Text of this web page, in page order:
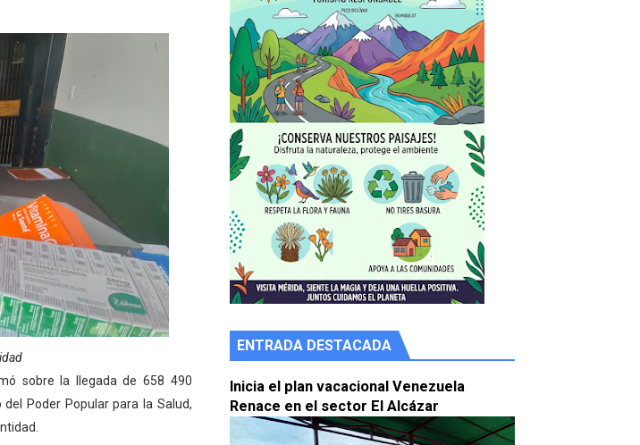
de una vida saludable
2029 en los 23 municipios
y patentes
en Mérida
en su sede
en los municipios
El Alcázar
del detector Cherenkov de agua
Venezuela, edición Mérida
sobre la llegada de 658 490
Poder Popular para la Salud,
ENTRADA DESTACADA
Inicia el plan vacacional Venezuela
Renace en el sector El Alcázar